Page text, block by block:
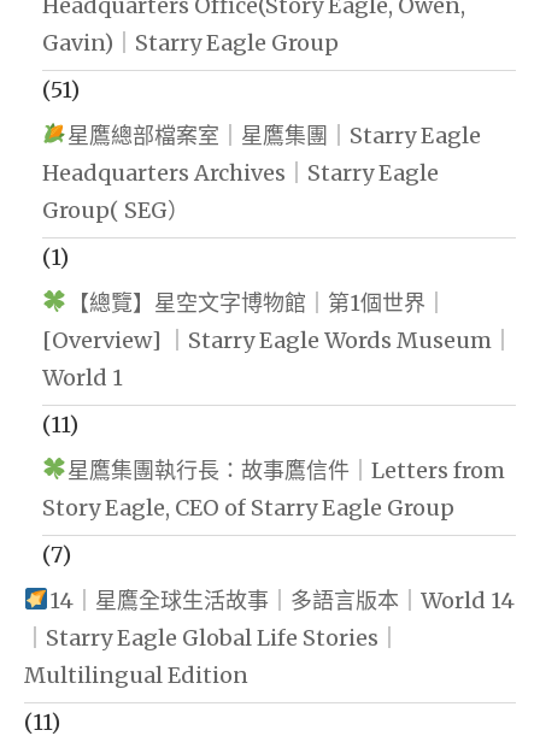
Gavin)｜Starry Eagle Group
(51)
星鷹總部檔案室｜星鷹集團｜Starry Eagle
Headquarters Archives｜Starry Eagle
Group( SEG）
(1)
【總覽】星空文字博物館｜第1個世界｜
[Overview] ｜Starry Eagle Words Museum｜
World 1
(11)
星鷹集團執行長：故事鷹信件｜Letters from
Story Eagle, CEO of Starry Eagle Group
(7)
14｜星鷹全球生活故事｜多語言版本｜World 14
｜Starry Eagle Global Life Stories｜
Multilingual Edition
(11)